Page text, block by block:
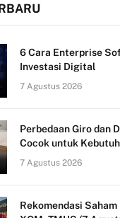
6 Cara Enterprise
Investasi Digital
7 Agustus 2026
Perbedaan Giro dan
Cocok untuk
7 Agustus 2026
Rekomendasi